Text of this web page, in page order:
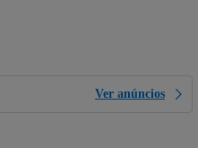
Ver anúncios